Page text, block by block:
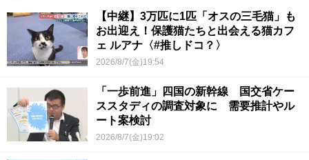
【中継】3万匹に1匹「オスの三毛猫」も
お出迎え！保護猫たちと出会える猫カフ
ェ ルアナ〈#推しドコ？〉
2026/8/7(金)19:54
「一歩前進」四国の新幹線 国交省ケー
ススタディの調査対象に 需要推計やル
ート案検討
2026/8/7(金)19:02